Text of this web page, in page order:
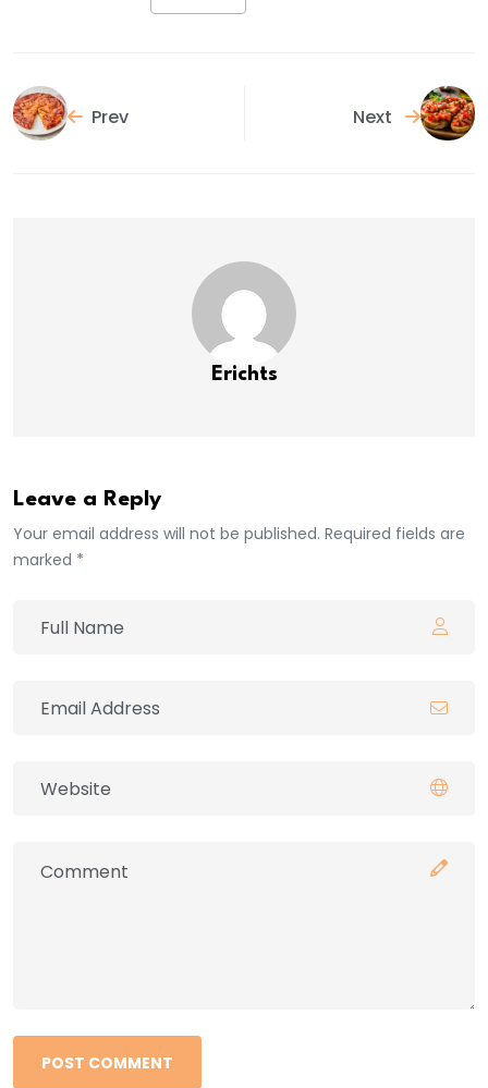
Prev Next
Erichts
Leave a Reply
Your email address will not be published. Required fields are
marked *
POST COMMENT